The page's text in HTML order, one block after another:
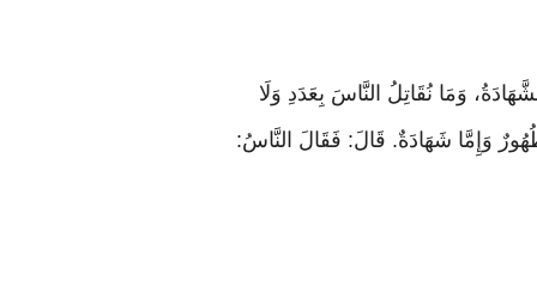
وَمَا نُقَاتِلُ النَّاسَ بِعَدَدِ وَلَا
ظُهُورٌ وَإِمَّا شَهَادَةٌ. قَالَ: فَقَالَ النَّاسُ: